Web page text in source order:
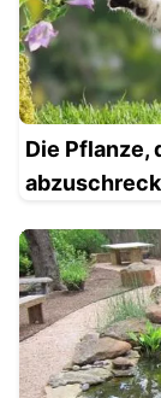
Die Pflanze,